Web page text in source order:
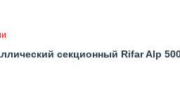
секционный Rifar Alp